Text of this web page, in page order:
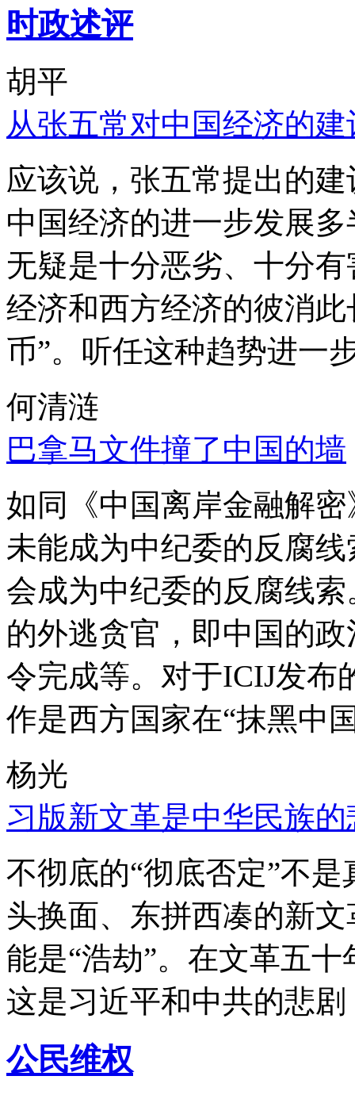
时政述评
胡平
从张五常对中国经济的
应该说，张五常提出的
中国经济的进一步发展
无疑是十分恶劣、十分
经济和西方经济的彼消
币”。听任这种趋势进一
何清涟
巴拿马文件撞了中国的墙
如同《中国离岸金融解
未能成为中纪委的反腐
会成为中纪委的反腐线
的外逃贪官，即中国的
令完成等。对于ICIJ发布
作是西方国家在“抹黑中
杨光
习版新文革是中华民族的
不彻底的“彻底否定”不
头换面、东拼西凑的新
能是“浩劫”。在文革五
这是习近平和中共的悲
公民维权